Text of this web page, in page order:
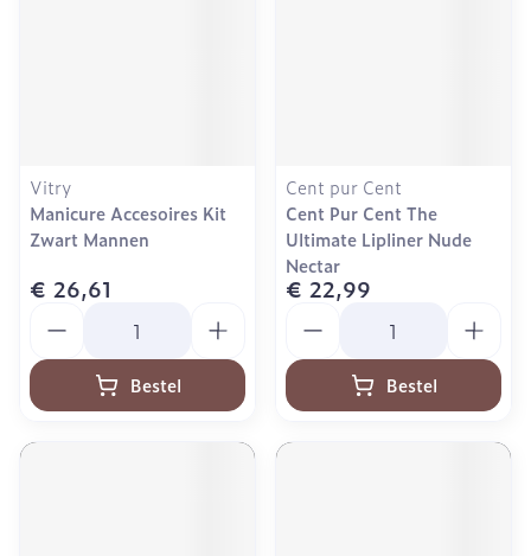
Vitry
Manicure Accesoires Kit
Zwart Mannen
€ 26,61
Bestel
Cent pur Cent
Cent Pur Cent The
Ultimate Lipliner Nude
Nectar
€ 22,99
Bestel